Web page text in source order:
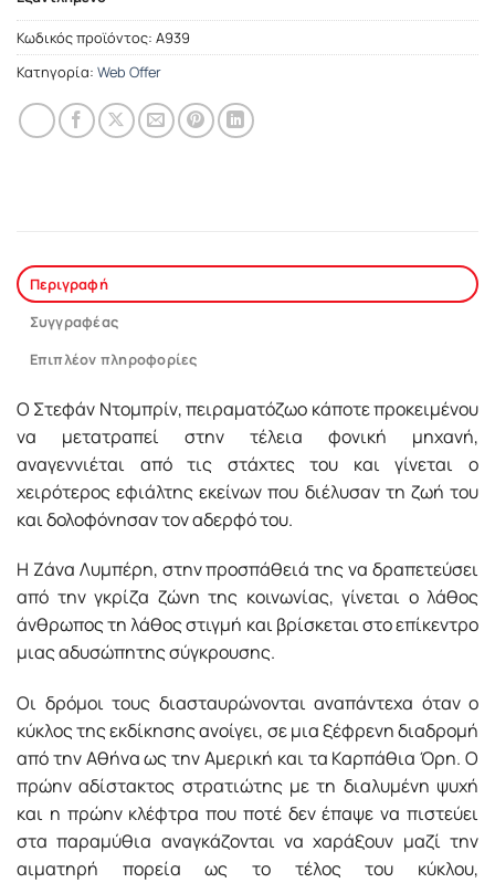
Κωδικός προϊόντος: Α939
Κατηγορία: Web Offer
Περιγραφή
Συγγραφέας
Επιπλέον πληροφορίες
Ο Στεφάν Ντομπρίν, πειραματόζωο κάποτε προκειμένου
να μετατραπεί στην τέλεια φονική μηχανή,
αναγεννιέται από τις στάχτες του και γίνεται ο
χειρότερος εφιάλτης εκείνων που διέλυσαν τη ζωή του
και δολοφόνησαν τον αδερφό του.
Η Ζάνα Λυμπέρη, στην προσπάθειά της να δραπετεύσει
από την γκρίζα ζώνη της κοινωνίας, γίνεται ο λάθος
άνθρωπος τη λάθος στιγμή και βρίσκεται στο επίκεντρο
μιας αδυσώπητης σύγκρουσης.
Οι δρόμοι τους διασταυρώνονται αναπάντεχα όταν ο
κύκλος της εκδίκησης ανοίγει, σε μια ξέφρενη διαδρομή
από την Αθήνα ως την Αμερική και τα Καρπάθια Όρη. Ο
πρώην αδίστακτος στρατιώτης με τη διαλυμένη ψυχή
και η πρώην κλέφτρα που ποτέ δεν έπαψε να πιστεύει
στα παραμύθια αναγκάζονται να χαράξουν μαζί την
αιματηρή πορεία ως το τέλος του κύκλου,